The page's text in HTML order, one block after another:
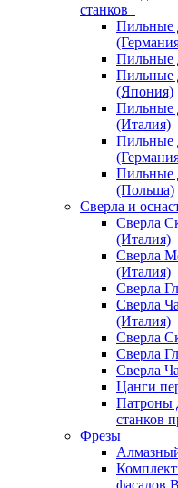
станков
Пильные
Пильные
Пильные
(Япония)
Пильные
(Италия)
Пильные
Пильные
(Польша)
Сверла и
Сверла
(Италия)
Сверла
(Италия)
Сверла
Сверла
(Италия)
Сверла
Сверла
Сверла
Цанги
Патроны
станков
Фрезы
фасадов